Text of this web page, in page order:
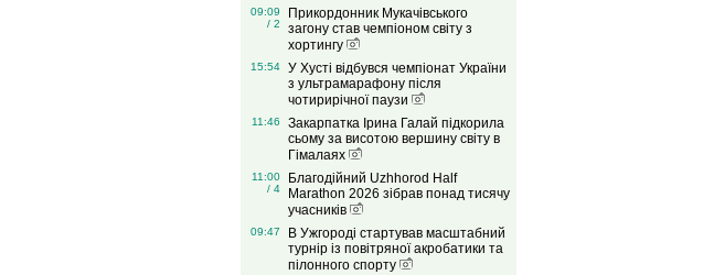
09:09
/ 2
Прикордонник Мукачівського
загону став чемпіоном світу з
хортингу
15:54
У Хусті відбувся чемпіонат України
з ультрамарафону після
чотирирічної паузи
11:46
Закарпатка Ірина Галай підкорила
сьому за висотою вершину світу в
Гімалаях
11:00
/ 4
Благодійний Uzhhorod Half
Marathon 2026 зібрав понад тисячу
учасників
09:47
В Ужгороді стартував масштабний
турнір із повітряної акробатики та
пілонного спорту